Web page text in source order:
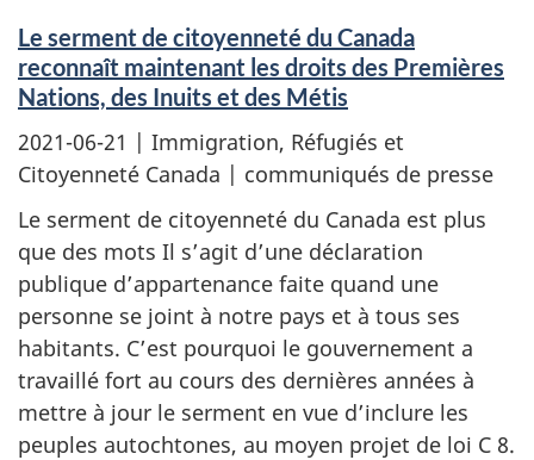
Le serment de citoyenneté du Canada
reconnaît maintenant les droits des Premières
Nations, des Inuits et des Métis
2021-06-21 | Immigration, Réfugiés et
Citoyenneté Canada | communiqués de presse
Le serment de citoyenneté du Canada est plus
que des mots Il s’agit d’une déclaration
publique d’appartenance faite quand une
personne se joint à notre pays et à tous ses
habitants. C’est pourquoi le gouvernement a
travaillé fort au cours des dernières années à
mettre à jour le serment en vue d’inclure les
peuples autochtones, au moyen projet de loi C 8.